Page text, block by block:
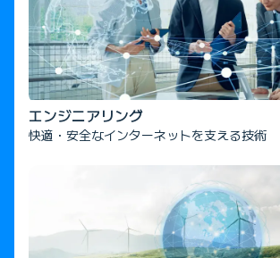
エンジニアリング
快適・安全なインターネットを支える技術